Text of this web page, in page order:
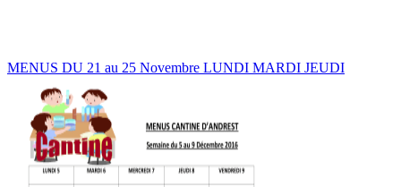
MENUS DU 21 au 25 Novembre LUNDI MARDI JEUDI